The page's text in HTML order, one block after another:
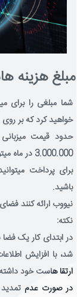
مبلغ هزینه
شما مبلغی را برای
خواهید کرد که بر
3.000.000 در ماه میتواند باشد.
باشید.
نیووب ارائه کنند
نکته:
در ابتدای کار یک
شد، با افزایش
ارتقا هاست خود
در صورت عدم